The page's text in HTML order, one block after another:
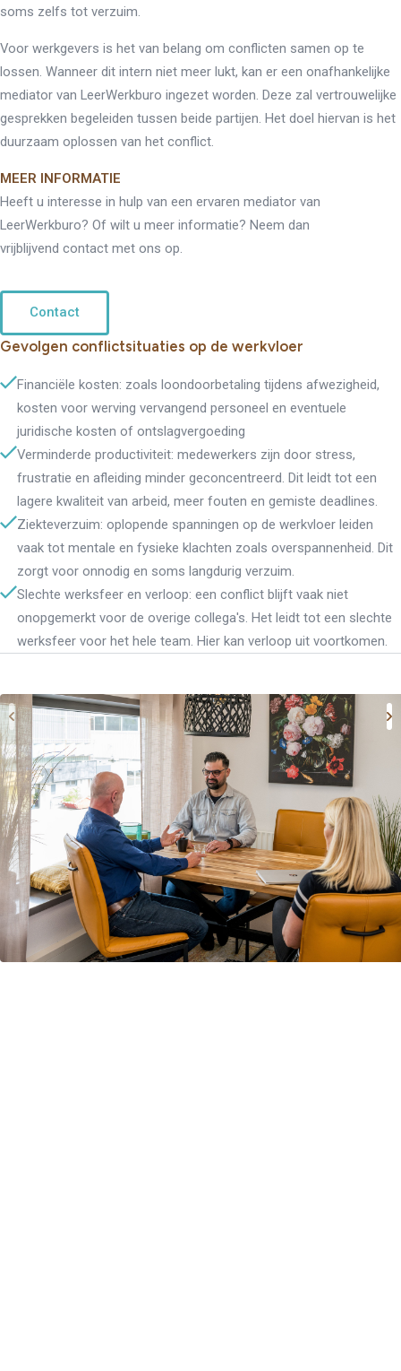
soms zelfs tot verzuim.
Voor werkgevers is het van belang om conflicten samen op te
lossen. Wanneer dit intern niet meer lukt, kan er een onafhankelijke
mediator van LeerWerkburo ingezet worden. Deze zal vertrouwelijke
gesprekken begeleiden tussen beide partijen. Het doel hiervan is het
duurzaam oplossen van het conflict.
MEER INFORMATIE
Heeft u interesse in hulp van een ervaren mediator van
LeerWerkburo? Of wilt u meer informatie? Neem dan
vrijblijvend contact met ons op.
Contact
Gevolgen conflictsituaties op de werkvloer
Financiële kosten: zoals loondoorbetaling tijdens afwezigheid,
kosten voor werving vervangend personeel en eventuele
juridische kosten of ontslagvergoeding
Verminderde productiviteit: medewerkers zijn door stress,
frustratie en afleiding minder geconcentreerd. Dit leidt tot een
lagere kwaliteit van arbeid, meer fouten en gemiste deadlines.
Ziekteverzuim: oplopende spanningen op de werkvloer leiden
vaak tot mentale en fysieke klachten zoals overspannenheid. Dit
zorgt voor onnodig en soms langdurig verzuim.
Slechte werksfeer en verloop: een conflict blijft vaak niet
onopgemerkt voor de overige collega's. Het leidt tot een slechte
werksfeer voor het hele team. Hier kan verloop uit voortkomen.